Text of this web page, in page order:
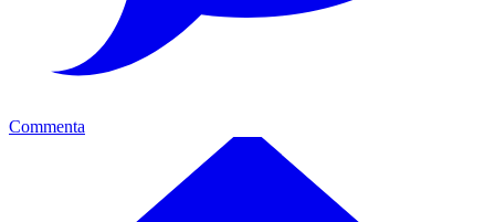
Commenta